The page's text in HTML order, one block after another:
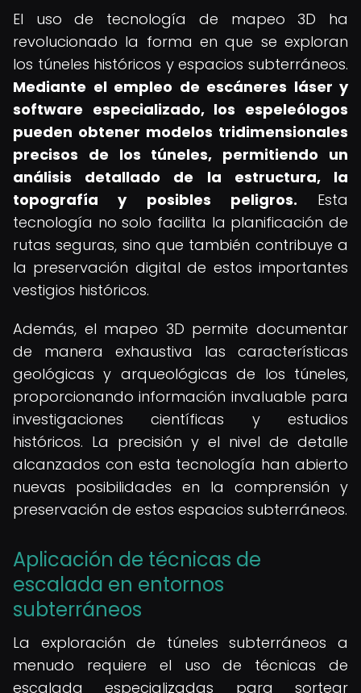
El uso de tecnología de mapeo 3D ha
revolucionado la forma en que se exploran
los túneles históricos y espacios subterráneos.
Mediante el empleo de escáneres láser y
software especializado, los espeleólogos
pueden obtener modelos tridimensionales
precisos de los túneles, permitiendo un
análisis detallado de la estructura, la
topografía y posibles peligros. Esta
tecnología no solo facilita la planificación de
rutas seguras, sino que también contribuye a
la preservación digital de estos importantes
vestigios históricos.
Además, el mapeo 3D permite documentar
de manera exhaustiva las características
geológicas y arqueológicas de los túneles,
proporcionando información invaluable para
investigaciones científicas y estudios
históricos. La precisión y el nivel de detalle
alcanzados con esta tecnología han abierto
nuevas posibilidades en la comprensión y
preservación de estos espacios subterráneos.
Aplicación de técnicas de
escalada en entornos
subterráneos
La exploración de túneles subterráneos a
menudo requiere el uso de técnicas de
escalada especializadas para sortear